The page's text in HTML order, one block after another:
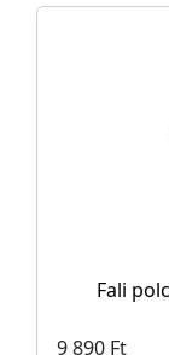
Fali
9 890 Ft